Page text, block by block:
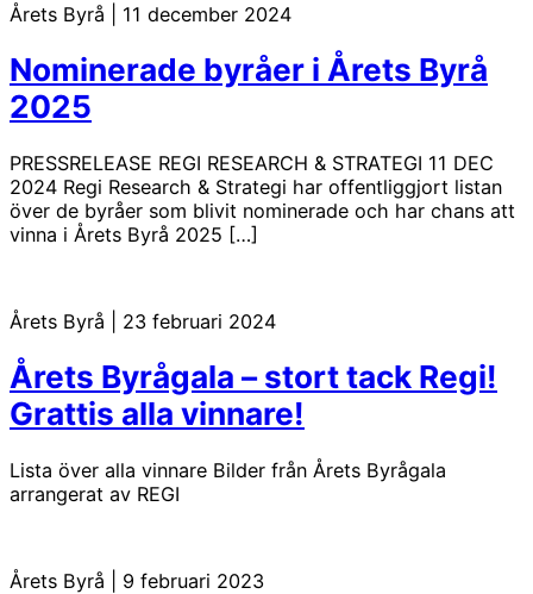
Årets Byrå 11 december 2024
Nominerade byråer i Årets Byrå
2025
PRESSRELEASE REGI RESEARCH & STRATEGI 11 DEC
2024 Regi Research & Strategi har offentliggjort listan
över de byråer som blivit nominerade och har chans att
vinna i Årets Byrå 2025 […]
Årets Byrå 23 februari 2024
Årets Byrågala – stort tack Regi!
Grattis alla vinnare!
Lista över alla vinnare Bilder från Årets Byrågala
arrangerat av REGI
Årets Byrå 9 februari 2023